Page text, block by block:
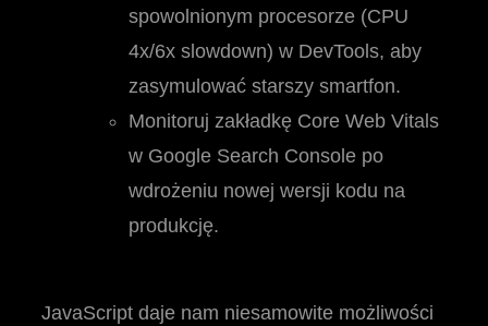
spowolnionym procesorze (CPU
4x/6x slowdown) w DevTools, aby
zasymulować starszy smartfon.
Monitoruj zakładkę Core Web Vitals
w Google Search Console po
wdrożeniu nowej wersji kodu na
produkcję.
JavaScript daje nam niesamowite możliwości